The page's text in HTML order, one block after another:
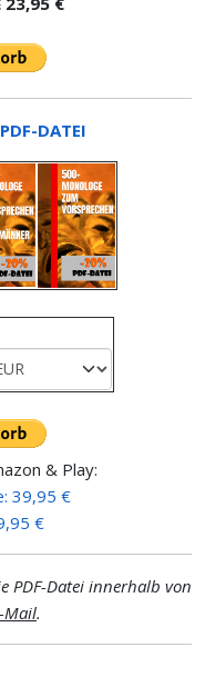
DATEI
& Play:
39,95 €
€
PDF-Datei innerhalb von
Mail.